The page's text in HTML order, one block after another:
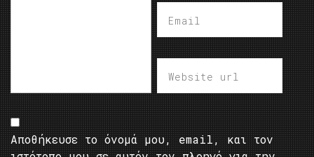
Αποθήκευσε το όνομά μου, email, και τον